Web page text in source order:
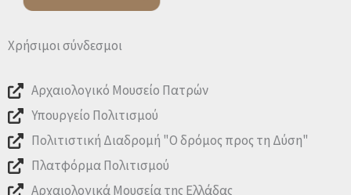
Χρήσιμοι σύνδεσμοι
Αρχαιολογικό Μουσείο Πατρών
Υπουργείο Πολιτισμού
Πολιτιστική Διαδρομή "Ο δρόμος προς τη Δύση"
Πλατφόρμα Πολιτισμού
Αρχαιολογικά Μουσεία της Ελλάδας